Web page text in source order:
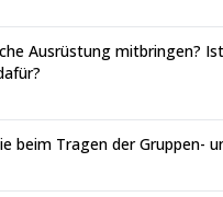
Ausrüstung mitbringen?
beim Tragen der Gruppen-